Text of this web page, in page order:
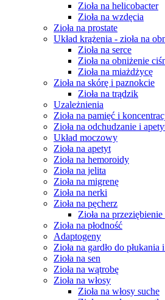
Zioła na helicobacter
Zioła na wzdęcia
Zioła na prostate
Układ krążenia - zioła na
Zioła na serce
Zioła na obniżenie
Zioła na miażdżycę
Zioła na skórę i paznokcie
Zioła na trądzik
Uzależnienia
Zioła na pamięć i
Zioła na odchudzanie i
Układ moczowy
Zioła na apetyt
Zioła na hemoroidy
Zioła na jelita
Zioła na migrenę
Zioła na nerki
Zioła na pęcherz
Zioła na przeziębienie
Zioła na płodność
Adaptogeny
Zioła na gardło do
Zioła na sen
Zioła na wątrobę
Zioła na włosy
Zioła na włosy suche